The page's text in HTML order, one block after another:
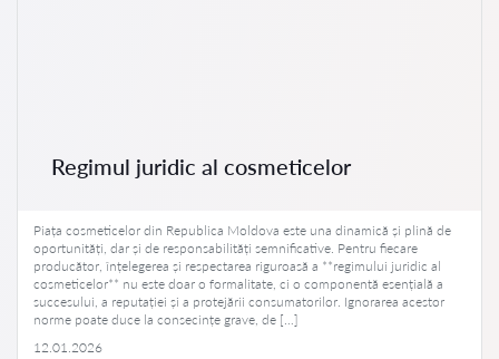
Regimul juridic al cosmeticelor
Piața cosmeticelor din Republica Moldova este una dinamică și plină de
oportunități, dar și de responsabilități semnificative. Pentru fiecare
producător, înțelegerea și respectarea riguroasă a **regimului juridic al
cosmeticelor** nu este doar o formalitate, ci o componentă esențială a
succesului, a reputației și a protejării consumatorilor. Ignorarea acestor
norme poate duce la consecințe grave, de […]
12.01.2026